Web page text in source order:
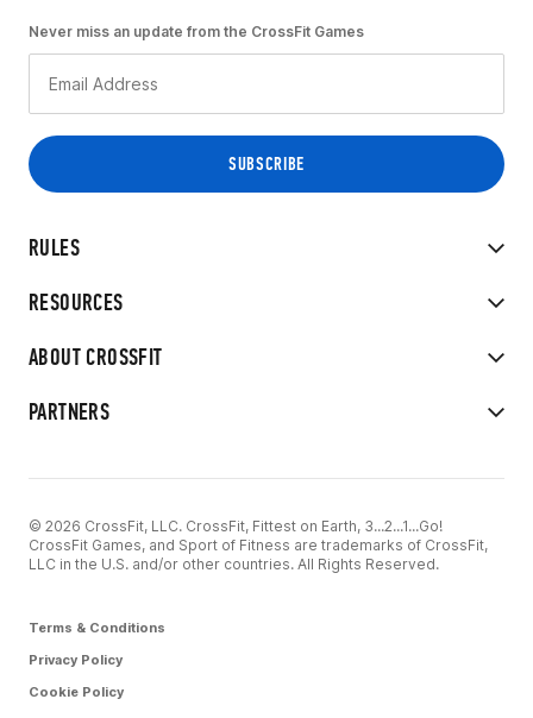
RULES
RESOURCES
ABOUT CROSSFIT
PARTNERS
Never miss an update from the CrossFit Games
© 2026 CrossFit, LLC. CrossFit, Fittest on Earth, 3...2...1...Go!
CrossFit Games, and Sport of Fitness are trademarks of CrossFit,
LLC in the U.S. and/or other countries. All Rights Reserved.
Terms & Conditions
Privacy Policy
Cookie Policy